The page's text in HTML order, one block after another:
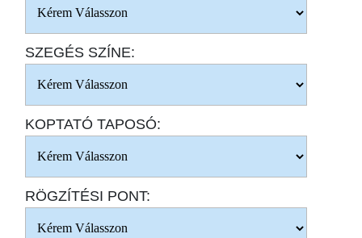
SZEGÉS SZÍNE:
KOPTATÓ TAPOSÓ:
RÖGZÍTÉSI PONT: